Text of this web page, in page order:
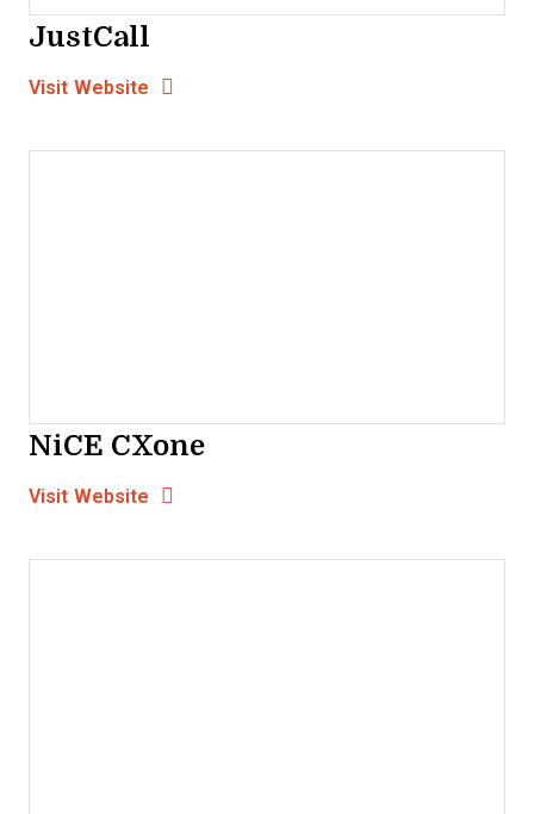
JustCall
Visit Website Opens New Window
NiCE CXone
Visit Website Opens New Window